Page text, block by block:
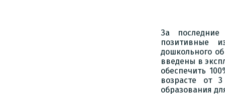
За
позитивные
дошкольного
введены в
обеспечить
возрасте от
образования